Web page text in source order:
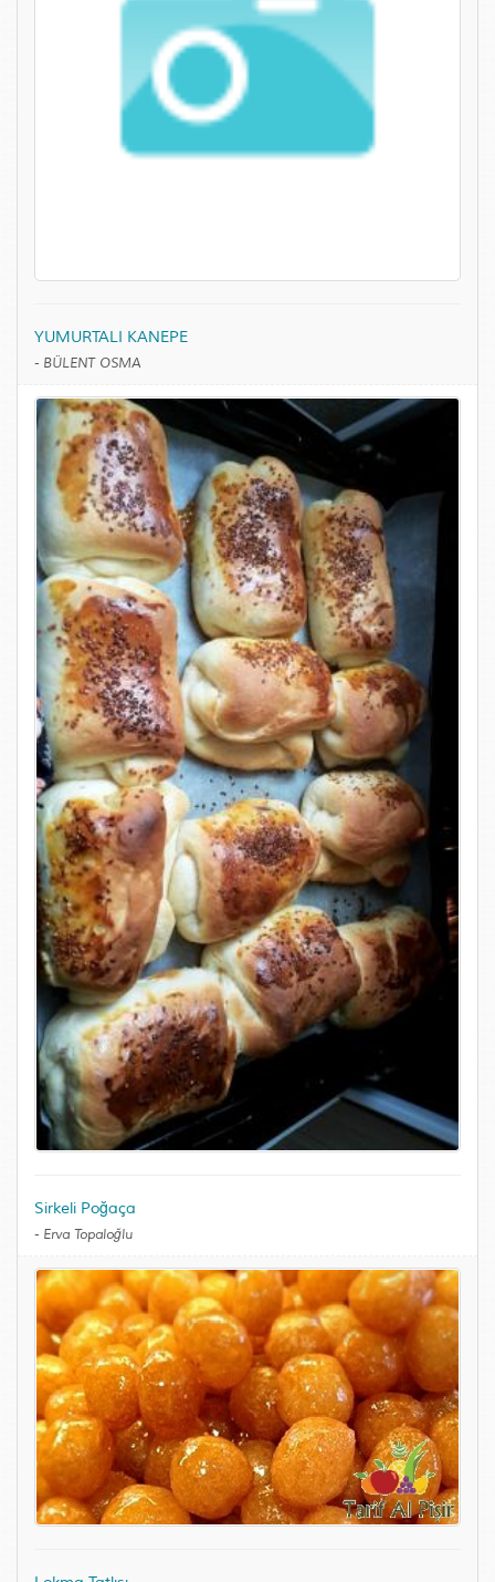
YUMURTALI KANEPE
- BÜLENT OSMA
Sirkeli Poğaça
- Erva Topaloğlu